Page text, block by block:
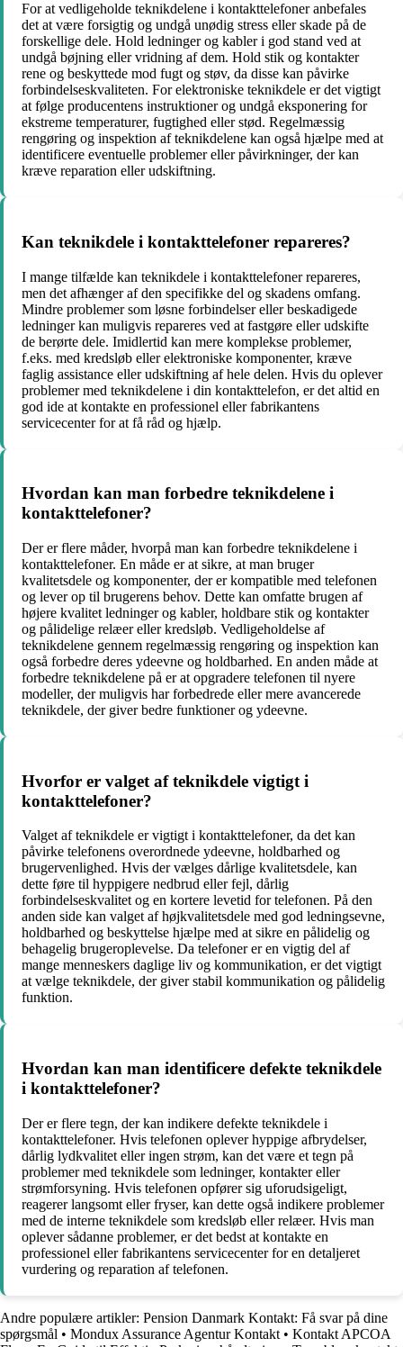
For at vedligeholde teknikdelene i kontakttelefoner anbefales
det at være forsigtig og undgå unødig stress eller skade på de
forskellige dele. Hold ledninger og kabler i god stand ved at
undgå bøjning eller vridning af dem. Hold stik og kontakter
rene og beskyttede mod fugt og støv, da disse kan påvirke
forbindelseskvaliteten. For elektroniske teknikdele er det vigtigt
at følge producentens instruktioner og undgå eksponering for
ekstreme temperaturer, fugtighed eller stød. Regelmæssig
rengøring og inspektion af teknikdelene kan også hjælpe med at
identificere eventuelle problemer eller påvirkninger, der kan
kræve reparation eller udskiftning.
Kan teknikdele i kontakttelefoner repareres?
I mange tilfælde kan teknikdele i kontakttelefoner repareres,
men det afhænger af den specifikke del og skadens omfang.
Mindre problemer som løsne forbindelser eller beskadigede
ledninger kan muligvis repareres ved at fastgøre eller udskifte
de berørte dele. Imidlertid kan mere komplekse problemer,
f.eks. med kredsløb eller elektroniske komponenter, kræve
faglig assistance eller udskiftning af hele delen. Hvis du oplever
problemer med teknikdelene i din kontakttelefon, er det altid en
god ide at kontakte en professionel eller fabrikantens
servicecenter for at få råd og hjælp.
Hvordan kan man forbedre teknikdelene i
kontakttelefoner?
Der er flere måder, hvorpå man kan forbedre teknikdelene i
kontakttelefoner. En måde er at sikre, at man bruger
kvalitetsdele og komponenter, der er kompatible med telefonen
og lever op til brugerens behov. Dette kan omfatte brugen af ​​
højere kvalitet ledninger og kabler, holdbare stik og kontakter
og pålidelige relæer eller kredsløb. Vedligeholdelse af
teknikdelene gennem regelmæssig rengøring og inspektion kan
også forbedre deres ydeevne og holdbarhed. En anden måde at
forbedre teknikdelene på er at opgradere telefonen til nyere
modeller, der muligvis har forbedrede eller mere avancerede
teknikdele, der giver bedre funktioner og ydeevne.
Hvorfor er valget af teknikdele vigtigt i
kontakttelefoner?
Valget af teknikdele er vigtigt i kontakttelefoner, da det kan
påvirke telefonens overordnede ydeevne, holdbarhed og
brugervenlighed. Hvis der vælges dårlige kvalitetsdele, kan
dette føre til hyppigere nedbrud eller fejl, dårlig
forbindelseskvalitet og en kortere levetid for telefonen. På den
anden side kan valget af højkvalitetsdele med god ledningsevne,
holdbarhed og beskyttelse hjælpe med at sikre en pålidelig og
behagelig brugeroplevelse. Da telefoner er en vigtig del af
mange menneskers daglige liv og kommunikation, er det vigtigt
at vælge teknikdele, der giver stabil kommunikation og pålidelig
funktion.
Hvordan kan man identificere defekte teknikdele
i kontakttelefoner?
Der er flere tegn, der kan indikere defekte teknikdele i
kontakttelefoner. Hvis telefonen oplever hyppige afbrydelser,
dårlig lydkvalitet eller ingen strøm, kan det være et tegn på
problemer med teknikdele som ledninger, kontakter eller
strømforsyning. Hvis telefonen opfører sig uforudsigeligt,
reagerer langsomt eller fryser, kan dette også indikere problemer
med de interne teknikdele som kredsløb eller relæer. Hvis man
oplever sådanne problemer, er det bedst at kontakte en
professionel eller fabrikantens servicecenter for en detaljeret
vurdering og reparation af telefonen.
Andre populære artikler: Pension Danmark Kontakt: Få svar på dine
spørgsmål • Mondux Assurance Agentur Kontakt • Kontakt APCOA